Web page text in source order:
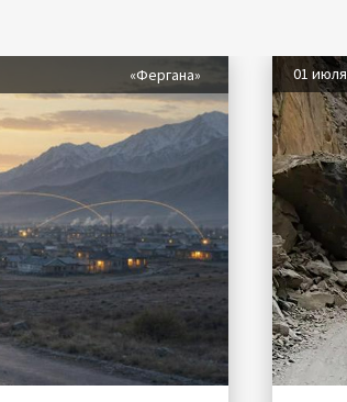
«Фергана» 01 июля